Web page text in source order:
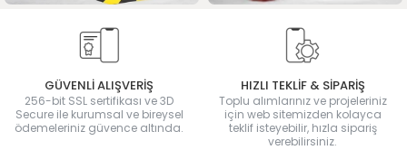
GÜVENLİ ALIŞVERİŞ
256-bit SSL sertifikası ve 3D
Secure ile kurumsal ve bireysel
ödemeleriniz güvence altında.
HIZLI TEKLİF & SİPARİŞ
Toplu alımlarınız ve projeleriniz
için web sitemizden kolayca
teklif isteyebilir, hızla sipariş
verebilirsiniz.